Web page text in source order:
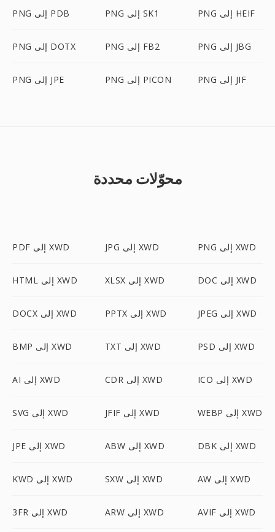
PNG إلى PDB PNG إلى SK1 PNG إلى HEIF
PNG إلى DOTX PNG إلى FB2 PNG إلى JBG
PNG إلى JPE PNG إلى PICON PNG إلى JIF
محوّلات محددة
PDF إلى XWD JPG إلى XWD PNG إلى XWD
HTML إلى XWD XLSX إلى XWD DOC إلى XWD
DOCX إلى XWD PPTX إلى XWD JPEG إلى XWD
BMP إلى XWD TXT إلى XWD PSD إلى XWD
AI إلى XWD CDR إلى XWD ICO إلى XWD
SVG إلى XWD JFIF إلى XWD WEBP إلى XWD
JPE إلى XWD ABW إلى XWD DBK إلى XWD
KWD إلى XWD SXW إلى XWD AW إلى XWD
3FR إلى XWD ARW إلى XWD AVIF إلى XWD